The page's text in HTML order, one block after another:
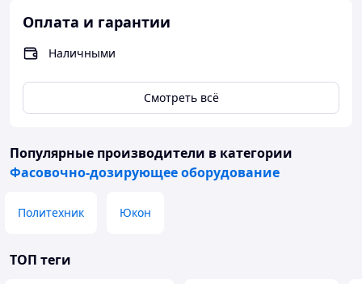
Оплата и гарантии
Наличными
Смотреть всё
Популярные производители в категории
Фасовочно-дозирующее оборудование
Политехник Юкон
ТОП теги